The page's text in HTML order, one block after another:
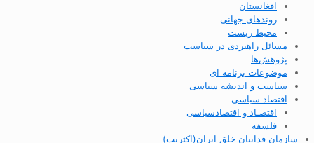
افغانستان
روندهای جهانی
محیط زیست
مسائل راهبردی در سیاست
پژوهش‌ها
موضوعات برنامه ای
سیاست و اندیشه سیاسی
اقتصاد سیاسی
اقتصـاد و اقتصاد‌سیاسی
فلسفه
سازمان فداییان خلق ایران(اکثریت)